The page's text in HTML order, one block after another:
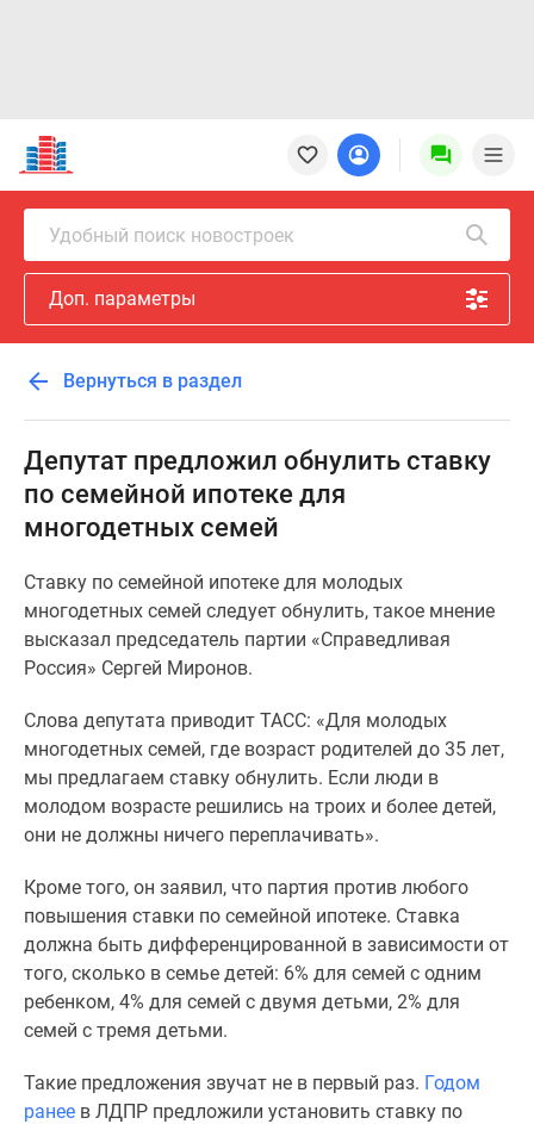
Новостройки
Квартиры
Ипотека
Новостройки
Москвы
Новостройки
Подмосковья
Новостройки
Москвы
Готовые
новостройки
Новостройки
карте
предложения
Коммерческие
помещения
Продавцы
застройщики
Панорамы
новостроек
Видеообзор
новостроек
Экспертиза
новостроек
Москвы
Подмосковья
комнатные
Удобный поиск новостроек
Доп. параметры
Вернуться в раздел
Депутат предложил обнулить ставку
по семейной ипотеке для
многодетных семей
Ставку по семейной ипотеке для молодых
многодетных семей следует обнулить, такое мнение
высказал председатель партии «Справедливая
Россия» Сергей Миронов.
Слова депутата приводит ТАСС: «Для молодых
многодетных семей, где возраст родителей до 35 лет,
мы предлагаем ставку обнулить. Если люди в
молодом возрасте решились на троих и более детей,
они не должны ничего переплачивать».
Кроме того, он заявил, что партия против любого
повышения ставки по семейной ипотеке. Ставка
должна быть дифференцированной в зависимости от
того, сколько в семье детей: 6% для семей с одним
ребенком, 4% для семей с двумя детьми, 2% для
семей с тремя детьми.
Такие предложения звучат не в первый раз. Годом
ранее в ЛДПР предложили установить ставку по